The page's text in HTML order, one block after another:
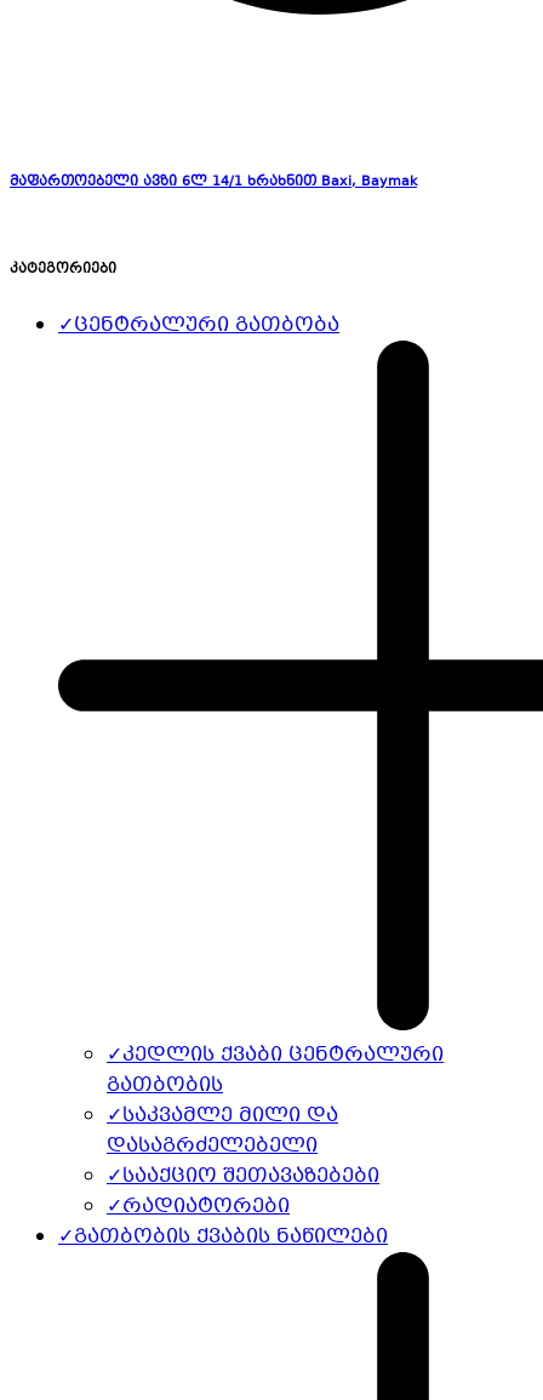
მაფართოებელი ავზი 6ლ 14/1 ხრახნით Baxi, Baymak
კატეგორიები
✓ცენტრალური გათბობა
✓კედლის ქვაბი ცენტრალური
გათბობის
✓საკვამლე მილი და
დასაგრძელებელი
✓სააქციო შეთავაზებები
✓რადიატორები
✓გათბობის ქვაბის ნაწილები